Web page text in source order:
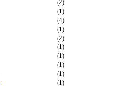
(2)
(1)
(4)
(1)
(2)
(1)
(1)
(1)
(1)
(1)